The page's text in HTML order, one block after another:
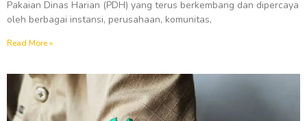
Pakaian Dinas Harian (PDH) yang terus berkembang dan dipercaya
oleh berbagai instansi, perusahaan, komunitas,
Read More »